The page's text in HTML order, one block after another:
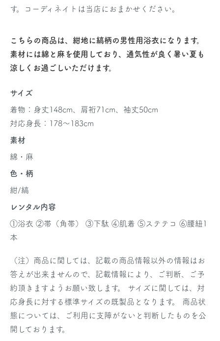
す。コーディネイトは当店におまかせください。
こちらの商品は、紺地に縞柄の男性用浴衣になります。
素材には綿と麻を使用しており、通気性が良く暑い夏も
涼しくお過ごしいただけます。
サイズ
着物：身丈148cm、肩裄71cm、袖丈50cm
対応身長：178～183cm
素材
綿・麻
色・柄
紺/縞
レンタル内容
①浴衣 ②帯（角帯） ③下駄 ④肌着 ⑤ステテコ ⑥腰紐1
本
（注）商品に関しては、記載の商品情報以外の情報はお
答えが出来ませんので、記載情報により、ご判断、ご予
約頂きますようお願い致します。 サイズに関しては、対
応身長に対する標準サイズの既製品となります。 商品状
態については、ご利用に支障がないと判断したものを公
開しております。